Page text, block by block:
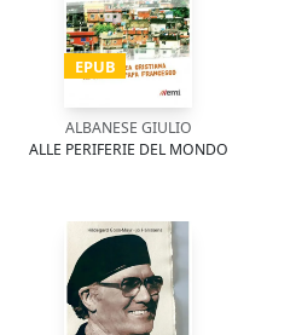
EPUB
ALBANESE GIULIO
ALLE PERIFERIE DEL MONDO